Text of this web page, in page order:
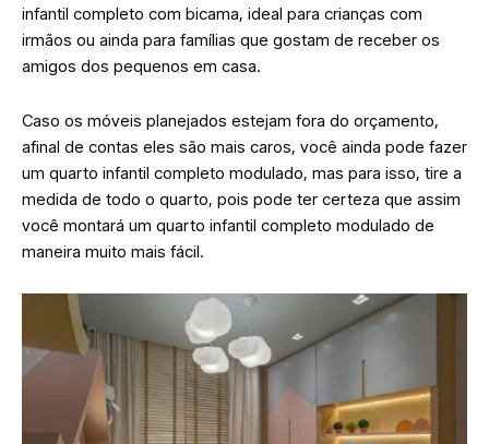
infantil completo com bicama, ideal para crianças com
irmãos ou ainda para famílias que gostam de receber os
amigos dos pequenos em casa.
Caso os móveis planejados estejam fora do orçamento,
afinal de contas eles são mais caros, você ainda pode fazer
um quarto infantil completo modulado, mas para isso, tire a
medida de todo o quarto, pois pode ter certeza que assim
você montará um quarto infantil completo modulado de
maneira muito mais fácil.